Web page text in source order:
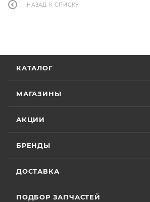
НАЗАД К СПИСКУ
КАТАЛОГ
МАГАЗИНЫ
АКЦИИ
БРЕНДЫ
ДОСТАВКА
ПОДБОР ЗАПЧАСТЕЙ